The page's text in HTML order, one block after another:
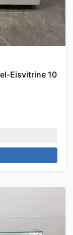
Eisvitrine 10